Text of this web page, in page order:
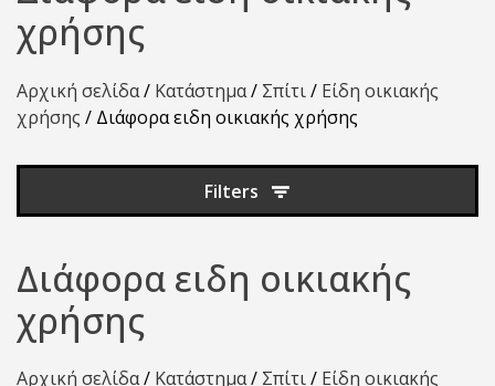
χρήσης
Αρχική σελίδα/ Κατάστημα/ Σπίτι/ Είδη οικιακής
χρήσης / Διάφορα ειδη οικιακής χρήσης
Filters
Διάφορα ειδη οικιακής
χρήσης
Αρχική σελίδα/ Κατάστημα/ Σπίτι/ Είδη οικιακής